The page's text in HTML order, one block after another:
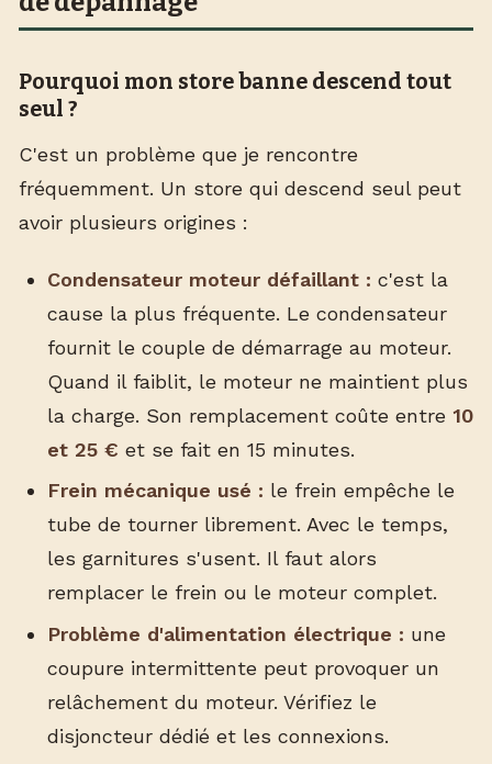
Pourquoi mon store banne descend tout
seul ?
C'est un problème que je rencontre
fréquemment. Un store qui descend seul peut
avoir plusieurs origines :
Condensateur moteur défaillant : c'est la
cause la plus fréquente. Le condensateur
fournit le couple de démarrage au moteur.
Quand il faiblit, le moteur ne maintient plus
la charge. Son remplacement coûte entre 10
et 25 € et se fait en 15 minutes.
Frein mécanique usé : le frein empêche le
tube de tourner librement. Avec le temps,
les garnitures s'usent. Il faut alors
remplacer le frein ou le moteur complet.
Problème d'alimentation électrique : une
coupure intermittente peut provoquer un
relâchement du moteur. Vérifiez le
disjoncteur dédié et les connexions.